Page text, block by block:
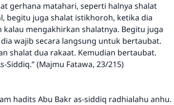
gerhana matahari, seperti halnya shalat
begitu juga shalat istikhoroh, ketika dia
mengakhirkan shalatnya. Begitu juga
wajib secara langsung untuk bertaubat.
shalat dua rakaat. Kemudian bertaubat.
Siddiq.” (Majmu Fatawa, 23/215)
hadits Abu Bakr as-siddiq radhialahu anhu.